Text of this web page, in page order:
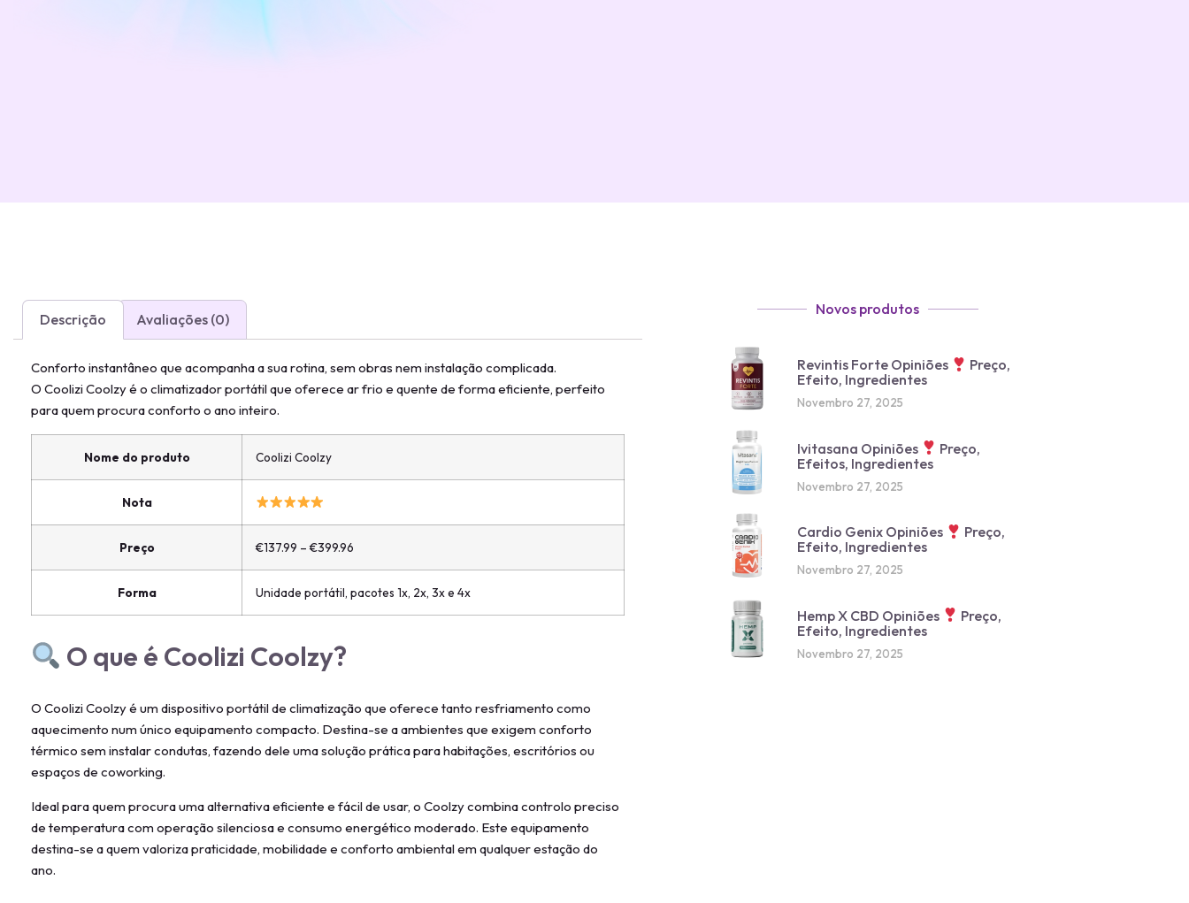
Descrição Avaliações (0)
Conforto instantâneo que acompanha a sua rotina, sem obras nem instalação complicada.
O Coolizi Coolzy é o climatizador portátil que oferece ar frio e quente de forma eficiente, perfeito
para quem procura conforto o ano inteiro.
Nome do produto Coolizi Coolzy
Nota
Preço €137.99 – €399.96
Forma Unidade portátil, pacotes 1x, 2x, 3x e 4x
O que é Coolizi Coolzy?
O Coolizi Coolzy é um dispositivo portátil de climatização que oferece tanto resfriamento como
aquecimento num único equipamento compacto. Destina-se a ambientes que exigem conforto
térmico sem instalar condutas, fazendo dele uma solução prática para habitações, escritórios ou
espaços de coworking.
Ideal para quem procura uma alternativa eficiente e fácil de usar, o Coolzy combina controlo preciso
de temperatura com operação silenciosa e consumo energético moderado. Este equipamento
destina-se a quem valoriza praticidade, mobilidade e conforto ambiental em qualquer estação do
ano.
Novos produtos
Revintis Forte Opiniões
Preço,
Efeito, Ingredientes
Novembro 27, 2025
Ivitasana Opiniões
Preço,
Efeitos, Ingredientes
Novembro 27, 2025
Cardio Genix Opiniões
Preço,
Efeito, Ingredientes
Novembro 27, 2025
Hemp X CBD Opiniões
Preço,
Efeito, Ingredientes
Novembro 27, 2025